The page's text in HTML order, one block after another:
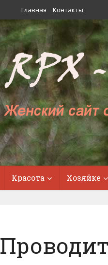
Главная Контакты
Красота Хозяйке